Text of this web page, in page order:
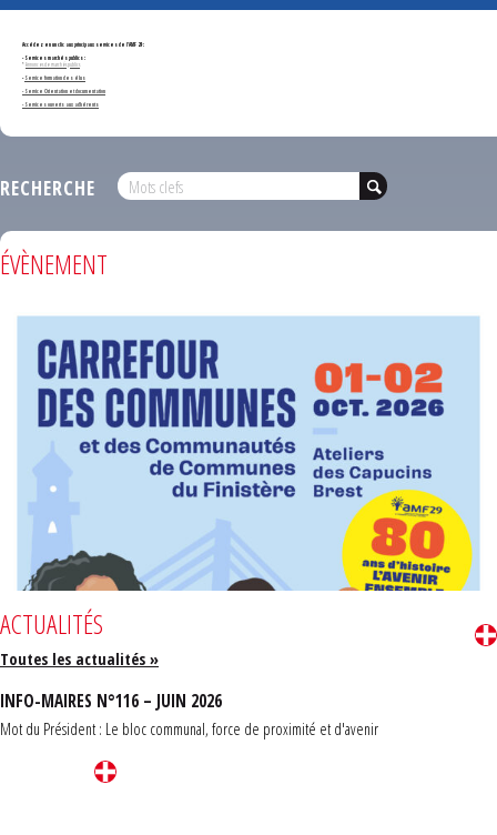
Accédez en un clic aux principaux services de l'AMF 29 :
- Services marchés publics :
*Annonces de marchés publics
-Service formation des élus
- Service Orientation et documentation
- Services ouverts aux adhérents
RECHERCHE
ÉVÈNEMENT
ACTUALITÉS
Toutes les actualités »
INFO-MAIRES N°116 – JUIN 2026
Mot du Président : Le bloc communal, force de proximité et d'avenir